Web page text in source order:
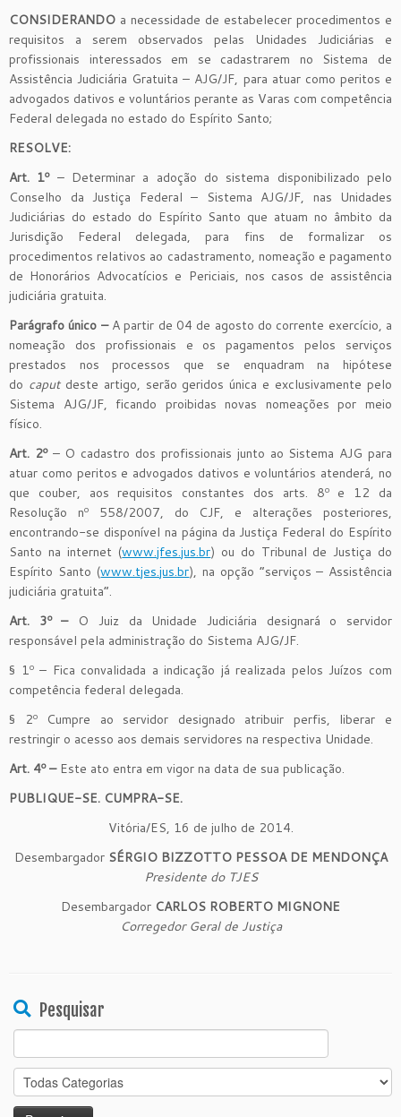
CONSIDERANDO a necessidade de estabelecer procedimentos e
requisitos a serem observados pelas Unidades Judiciárias e
profissionais interessados em se cadastrarem no Sistema de
Assistência Judiciária Gratuita – AJG/JF, para atuar como peritos e
advogados dativos e voluntários perante as Varas com competência
Federal delegada no estado do Espírito Santo;
RESOLVE:
Art. 1º– Determinar a adoção do sistema disponibilizado pelo
Conselho da Justiça Federal – Sistema AJG/JF, nas Unidades
Judiciárias do estado do Espírito Santo que atuam no âmbito da
Jurisdição Federal delegada, para fins de formalizar os
procedimentos relativos ao cadastramento, nomeação e pagamento
de Honorários Advocatícios e Periciais, nos casos de assistência
judiciária gratuita.
Parágrafo único –A partir de 04 de agosto do corrente exercício, a
nomeação dos profissionais e os pagamentos pelos serviços
prestados nos processos que se enquadram na hipótese
do caputdeste artigo, serão geridos única e exclusivamente pelo
Sistema AJG/JF, ficando proibidas novas nomeações por meio
físico.
Art. 2º– O cadastro dos profissionais junto ao Sistema AJG para
atuar como peritos e advogados dativos e voluntários atenderá, no
que couber, aos requisitos constantes dos arts. 8º e 12 da
Resolução nº 558/2007, do CJF, e alterações posteriores,
encontrando-se disponível na página da Justiça Federal do Espírito
Santo na internet (www.jfes.jus.br) ou do Tribunal de Justiça do
Espírito Santo (www.tjes.jus.br), na opção “serviços – Assistência
judiciária gratuita”.
Art. 3º –O Juiz da Unidade Judiciária designará o servidor
responsável pela administração do Sistema AJG/JF.
§ 1º – Fica convalidada a indicação já realizada pelos Juízos com
competência federal delegada.
§ 2º Cumpre ao servidor designado atribuir perfis, liberar e
restringir o acesso aos demais servidores na respectiva Unidade.
Art. 4º – Este ato entra em vigor na data de sua publicação.
PUBLIQUE-SE. CUMPRA-SE.
Vitória/ES, 16 de julho de 2014.
Desembargador SÉRGIO BIZZOTTO PESSOA DE MENDONÇA
Presidente do TJES
Desembargador CARLOS ROBERTO MIGNONE
Corregedor Geral de Justiça
Pesquisar
Search
for: